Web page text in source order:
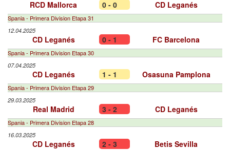
RCD Mallorca 0 - 0 CD Leganés
Spania - Primera Division Etapa 31
12.04.2025
CD Leganés 0 - 1 FC Barcelona
Spania - Primera Division Etapa 30
07.04.2025
CD Leganés 1 - 1 Osasuna Pamplona
Spania - Primera Division Etapa 29
29.03.2025
Real Madrid 3 - 2 CD Leganés
Spania - Primera Division Etapa 28
16.03.2025
CD Leganés 2 - 3 Betis Sevilla